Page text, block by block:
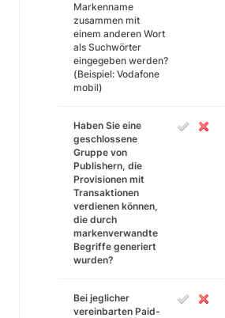
Markenname
zusammen mit
einem anderen Wort
als Suchwörter
eingegeben werden?
(Beispiel: Vodafone
mobil)
Haben Sie eine
geschlossene
Gruppe von
Publishern, die
Provisionen mit
Transaktionen
verdienen können,
die durch
markenverwandte
Begriffe generiert
wurden?
Bei jeglicher
vereinbarten Paid-